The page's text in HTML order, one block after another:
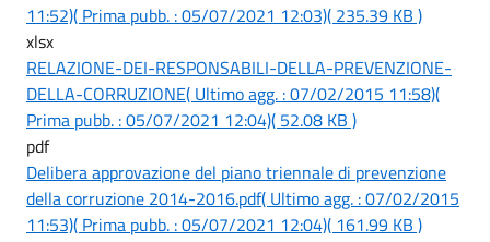
11:52)( Prima pubb. : 05/07/2021 12:03)( 235.39 KB )
xlsx
RELAZIONE-DEI-RESPONSABILI-DELLA-PREVENZIONE-
DELLA-CORRUZIONE( Ultimo agg. : 07/02/2015 11:58)(
Prima pubb. : 05/07/2021 12:04)( 52.08 KB )
pdf
Delibera approvazione del piano triennale di prevenzione
della corruzione 2014-2016.pdf( Ultimo agg. : 07/02/2015
11:53)( Prima pubb. : 05/07/2021 12:04)( 161.99 KB )